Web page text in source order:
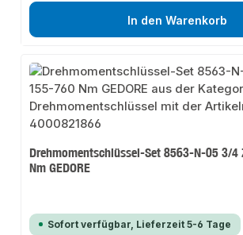
In den Warenkorb
Drehmomentschlüssel-Set 8563-N-05 3/
Nm GEDORE
Sofort verfügbar, Lieferzeit 5-6 Tage